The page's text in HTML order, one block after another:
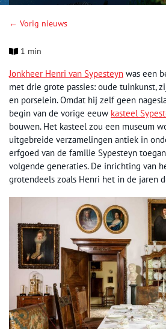
← Vorig nieuws
1 min
Jonkheer Henri van Sypesteyn was een
met drie grote passies: oude tuinkunst,
en porselein. Omdat hij zelf geen
begin van de vorige eeuw kasteel
bouwen. Het kasteel zou een museum
uitgebreide verzamelingen antiek in
erfgoed van de familie Sypesteyn
volgende generaties. De inrichting van
grotendeels zoals Henri het in de jaren